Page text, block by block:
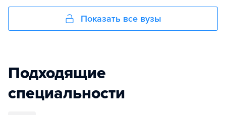
Показать все вузы
Подходящие
специальности